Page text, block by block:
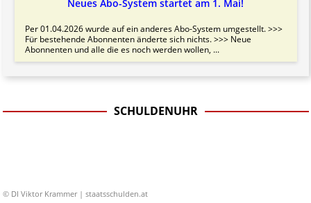
Neues Abo-System startet am 1. Mai!
Per 01.04.2026 wurde auf ein anderes Abo-System umgestellt. >>>
Für bestehende Abonnenten änderte sich nichts. >>> Neue
Abonnenten und alle die es noch werden wollen, ...
SCHULDENUHR
© DI Viktor Krammer | staatsschulden.at